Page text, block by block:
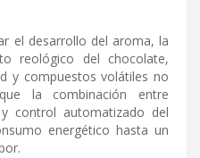
el desarrollo del aroma, la
reológico del chocolate,
y compuestos volátiles no
la combinación entre
control automatizado del
energético hasta un